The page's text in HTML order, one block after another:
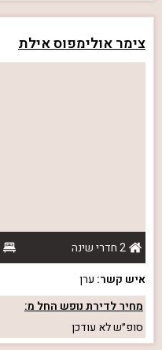
צימר אולימפוס אילת
2 חדרי שינה
איש קשר: ערן
מחיר לדירת נופש החל מ:
סופ״שלא עודכן